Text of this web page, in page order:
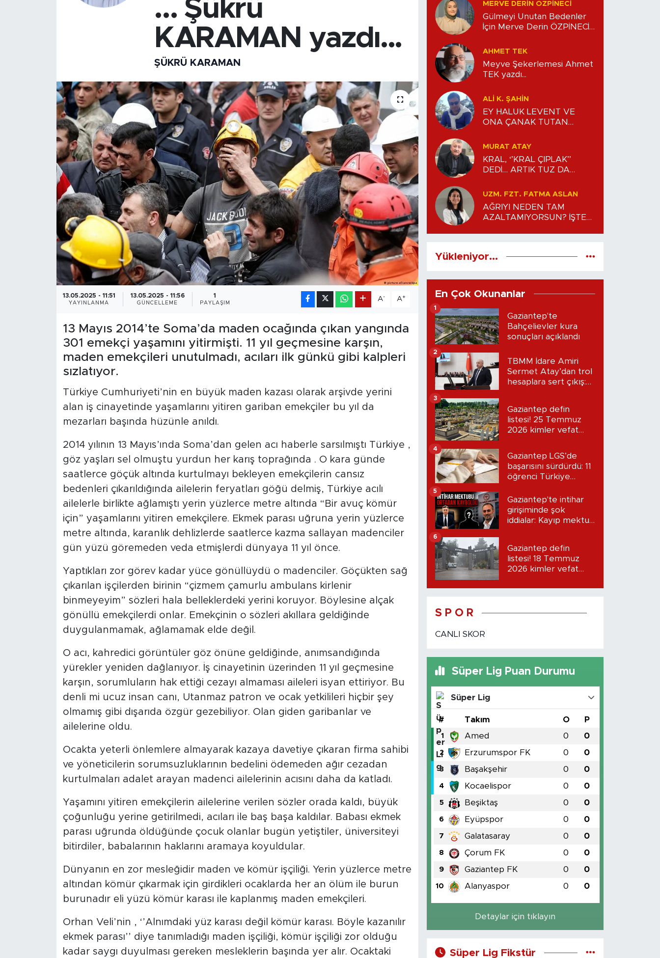
… Şükrü
KARAMAN yazdı...
ŞÜKRÜ KARAMAN
13.05.2025 - 11:51
YAYINLANMA
13.05.2025 - 11:56
GÜNCELLEME
1
PAYLAŞIM
A- A+
13 Mayıs 2014’te Soma’da maden ocağında çıkan yangında
301 emekçi yaşamını yitirmişti. 11 yıl geçmesine karşın,
maden emekçileri unutulmadı, acıları ilk günkü gibi kalpleri
sızlatıyor.
Türkiye Cumhuriyeti’nin en büyük maden kazası olarak arşivde yerini
alan iş cinayetinde yaşamlarını yitiren gariban emekçiler bu yıl da
mezarları başında hüzünle anıldı.
2014 yılının 13 Mayıs’ında Soma’dan gelen acı haberle sarsılmıştı Türkiye ,
göz yaşları sel olmuştu yurdun her karış toprağında . O kara günde
saatlerce göçük altında kurtulmayı bekleyen emekçilerin cansız
bedenleri çıkarıldığında ailelerin feryatları göğü delmiş, Türkiye acılı
ailelerle birlikte ağlamıştı yerin yüzlerce metre altında “Bir avuç kömür
için” yaşamlarını yitiren emekçilere. Ekmek parası uğruna yerin yüzlerce
metre altında, karanlık dehlizlerde saatlerce kazma sallayan madenciler
gün yüzü göremeden veda etmişlerdi dünyaya 11 yıl önce.
Yaptıkları zor görev kadar yüce gönüllüydü o madenciler. Göçükten sağ
çıkarılan işçilerden birinin “çizmem çamurlu ambulans kirlenir
binmeyeyim” sözleri hala belleklerdeki yerini koruyor. Böylesine alçak
gönüllü emekçilerdi onlar. Emekçinin o sözleri akıllara geldiğinde
duygulanmamak, ağlamamak elde değil.
O acı, kahredici görüntüler göz önüne geldiğinde, anımsandığında
yürekler yeniden dağlanıyor. İş cinayetinin üzerinden 11 yıl geçmesine
karşın, sorumluların hak ettiği cezayı almaması aileleri isyan ettiriyor. Bu
denli mi ucuz insan canı, Utanmaz patron ve ocak yetkilileri hiçbir şey
olmamış gibi dışarıda özgür gezebiliyor. Olan giden garibanlar ve
ailelerine oldu.
Ocakta yeterli önlemlere almayarak kazaya davetiye çıkaran firma sahibi
ve yöneticilerin sorumsuzluklarının bedelini ödemeden ağır cezadan
kurtulmaları adalet arayan madenci ailelerinin acısını daha da katladı.
Yaşamını yitiren emekçilerin ailelerine verilen sözler orada kaldı, büyük
çoğunluğu yerine getirilmedi, acıları ile baş başa kaldılar. Babası ekmek
parası uğrunda öldüğünde çocuk olanlar bugün yetiştiler, üniversiteyi
bitirdiler, babalarının haklarını aramaya koyuldular.
Dünyanın en zor mesleğidir maden ve kömür işçiliği. Yerin yüzlerce metre
altından kömür çıkarmak için girdikleri ocaklarda her an ölüm ile burun
burunadır eli yüzü kömür karası ile kaplanmış maden emekçileri.
Orhan Veli’nin , ‘’Alnımdaki yüz karası değil kömür karası. Böyle kazanılır
ekmek parası’’ diye tanımladığı maden işçiliği, kömür işçiliği zor olduğu
kadar saygı duyulması gereken mesleklerin başında yer alır. Ocaktaki
MERVE DERIN ÖZPİNECİ
Gülmeyi Unutan Bedenler
İçin Merve Derin ÖZPİNECİ
AHMET TEK
Meyve Şekerlemesi Ahmet
TEK yazdı...
ALİ K. ŞAHİN
EY HALUK LEVENT VE
ONA ÇANAK TUTAN
MURAT ATAY
KRAL, ‘’KRAL ÇIPLAK’’
DEDİ… ARTIK TUZ DA
yazdı...
UZM. FZT. FATMA ASLAN
AĞRIYI NEDEN TAM
AZALTAMIYORSUN? İŞTE
Yükleniyor...
En Çok Okunanlar
Gaziantep'te
Bahçelievler kura
sonuçları açıklandı
1
TBMM İdare Amiri
Sermet Atay’dan trol
hesaplara sert çıkış:
2
Gaziantep defin
listesi! 25 Temmuz
2026 kimler vefat
3
Gaziantep LGS’de
başarısını sürdürdü: 11
öğrenci Türkiye
4
Gaziantep'te intihar
girişiminde şok
iddialar: Kayıp mektup
5
Gaziantep defin
listesi! 18 Temmuz
2026 kimler vefat
6
S P O R
CANLI SKOR
Süper Lig Puan Durumu
Süper Lig
# Takım O P
1 Amed 0 0
2 Erzurumspor FK 0 0
3 Başakşehir 0 0
4 Kocaelispor 0 0
5 Beşiktaş 0 0
6 Eyüpspor 0 0
7 Galatasaray 0 0
8 Çorum FK 0 0
9 Gaziantep FK 0 0
10 Alanyaspor 0 0
Detaylar için tıklayın
Süper Lig Fikstür